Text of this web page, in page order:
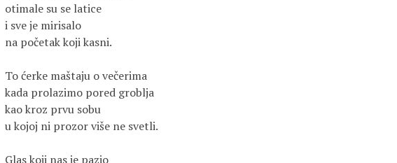
otimale su se latice
i sve je mirisalo
na početak koji kasni.
To ćerke maštaju o večerima
kada prolazimo pored groblja
kao kroz prvu sobu
u kojoj ni prozor više ne svetli.
Glas koji nas je pazio